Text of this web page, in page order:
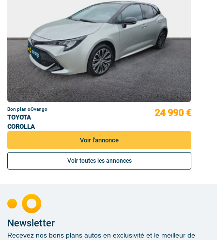
Bon plan oOvango
TOYOTA
COROLLA
24 990 €
Voir l'annonce
Voir toutes les annonces
Newsletter
Recevez nos bons plans autos en exclusivité et le meilleur de